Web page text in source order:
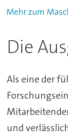
Mehr zum
Die
Als eine der
und